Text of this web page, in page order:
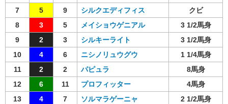
7
5 9 シルクエディフィス
クビ
8
3 5 メイショウゲニアル
3 1/2馬身
9
2 3 シルキーライト
3 1/2馬身
10
4 6 ニシノリュウグウ
1 1/4馬身
11
2 2 パピュラ
8馬身
12
6 11 プロフィッター
4馬身
13
4 7 ソルマラゲーニャ
2 1/2馬身